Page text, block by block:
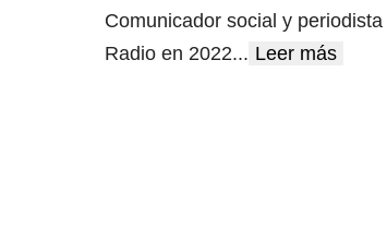
Comunicador social y
Radio en 2022... Leer más